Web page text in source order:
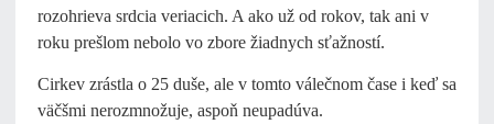
rozohrieva srdcia veriacich. A ako už od rokov, tak ani v
roku prešlom nebolo vo zbore žiadnych sťažností.
Cirkev zrástla o 25 duše, ale v tomto válečnom čase i keď sa
väčšmi nerozmnožuje, aspoň neupadúva.